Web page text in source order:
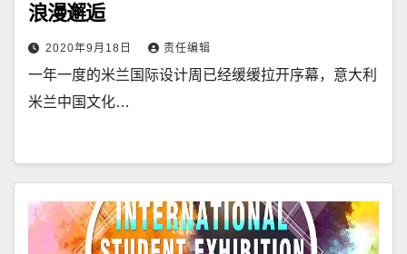
浪漫邂逅
2020年9月18日 责任编辑
一年一度的米兰国际设计周已经缓缓拉开序幕，意大利
米兰中国文化…